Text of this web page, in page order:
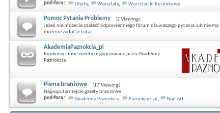
pod-fora :
Oferty, Warsztaty, Warsztaciki forumkowe
Pomoc Pytania Problemy
(2 Viewing)
Jeżeli nie możecie znaleźć odpowiedniego forum dla waszego pytania lub nie ma
możecie zadać je tutaj.
AkademiaPaznokcia_pl
Konkursy i inne eventy organizowane przez Akademię
Paznokcia
Pisma branżowe
(17 Viewing)
Najpopularniejsze gazety branżowe
pod-fora :
Akademia Paznokcia, Paznokcie_pl , Nail Art